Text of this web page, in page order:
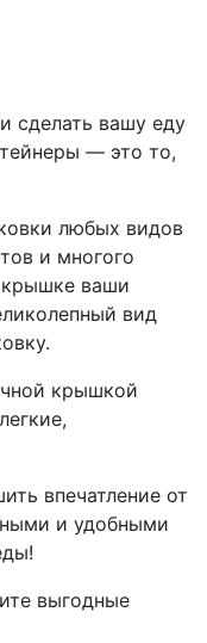
сделать вашу еду
— это то,
любых видов
и многого
крышке ваши
вид
крышкой
впечатление от
и удобными
выгодные